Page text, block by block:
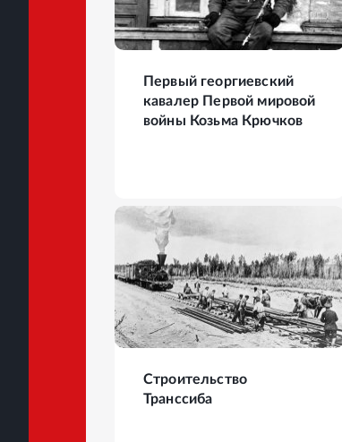
25ФОТО
Первый георгиевский
кавалер Первой мировой
войны Козьма Крючков
16ФОТО
Строительство
Транссиба